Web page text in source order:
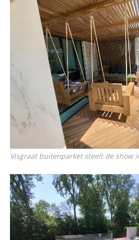
Visgraat buitenparket steelt de show